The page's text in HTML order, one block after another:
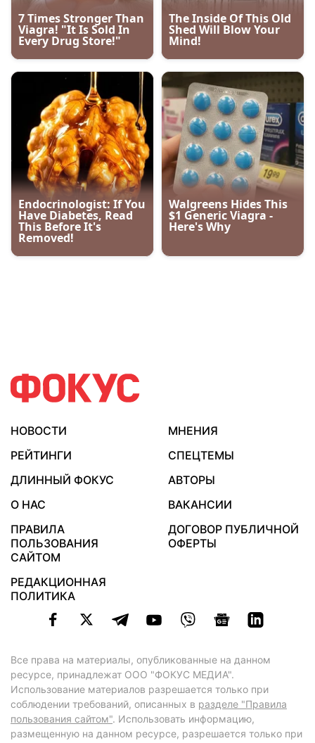
НОВОСТИ
МНЕНИЯ
РЕЙТИНГИ
СПЕЦТЕМЫ
ДЛИННЫЙ ФОКУС
АВТОРЫ
О НАС
ВАКАНСИИ
ПРАВИЛА
ПОЛЬЗОВАНИЯ
САЙТОМ
ДОГОВОР ПУБЛИЧНОЙ
ОФЕРТЫ
РЕДАКЦИОННАЯ
ПОЛИТИКА
Все права на материалы, опубликованные на данном
ресурсе, принадлежат ООО "ФОКУС МЕДИА".
Использование материалов разрешается только при
соблюдении требований, описанных в разделе "Правила
пользования сайтом". Использовать информацию,
размещенную на данном ресурсе, разрешается только при